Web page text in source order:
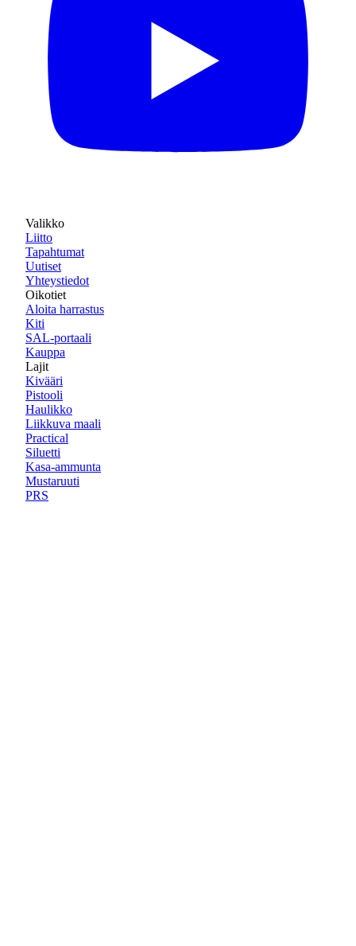
Valikko
Liitto
Tapahtumat
Uutiset
Yhteystiedot
Oikotiet
Aloita harrastus
Kiti
SAL-portaali
Kauppa
Lajit
Kivääri
Pistooli
Haulikko
Liikkuva maali
Practical
Siluetti
Kasa-ammunta
Mustaruuti
PRS